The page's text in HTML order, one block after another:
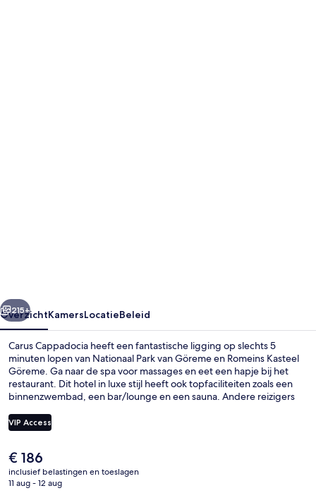
Volgende
215+
OverzichtKamersLocatieBeleid
Carus Cappadocia heeft een fantastische ligging op slechts 5
minuten lopen van Nationaal Park van Göreme en Romeins Kasteel
Göreme. Ga naar de spa voor massages en eet een hapje bij het
restaurant. Dit hotel in luxe stijl heeft ook topfaciliteiten zoals een
binnenzwembad, een bar/lounge en een sauna. Andere reizigers
VIP Access
De
huidige
prijs
€ 186
inclusief belastingen en toeslagen
11 aug - 12 aug